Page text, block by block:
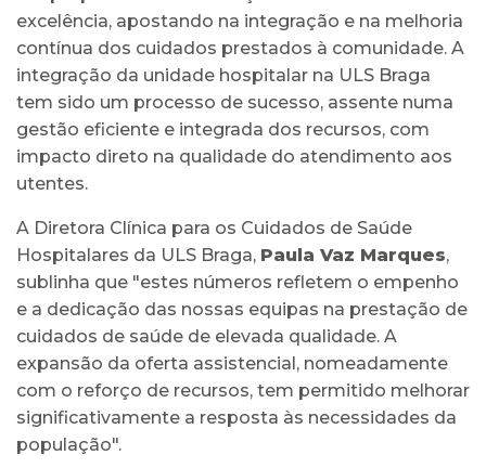
excelência, apostando na integração e na melhoria
contínua dos cuidados prestados à comunidade. A
integração da unidade hospitalar na ULS Braga
tem sido um processo de sucesso, assente numa
gestão eficiente e integrada dos recursos, com
impacto direto na qualidade do atendimento aos
utentes.
A Diretora Clínica para os Cuidados de Saúde
Hospitalares da ULS Braga, Paula Vaz Marques,
sublinha que "estes números refletem o empenho
e a dedicação das nossas equipas na prestação de
cuidados de saúde de elevada qualidade. A
expansão da oferta assistencial, nomeadamente
com o reforço de recursos, tem permitido melhorar
significativamente a resposta às necessidades da
população".